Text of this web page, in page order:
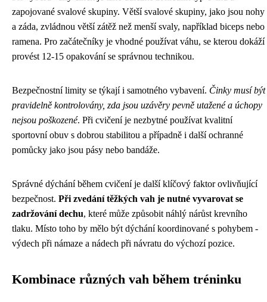
zapojované svalové skupiny. Větší svalové skupiny, jako jsou nohy
a záda, zvládnou větší zátěž než menší svaly, například biceps nebo
ramena. Pro začátečníky je vhodné používat váhu, se kterou dokáží
provést 12-15 opakování se správnou technikou.
Bezpečnostní limity se týkají i samotného vybavení. Činky musí být
pravidelně kontrolovány, zda jsou uzávěry pevně utažené a úchopy
nejsou poškozené. Při cvičení je nezbytné používat kvalitní
sportovní obuv s dobrou stabilitou a případně i další ochranné
pomůcky jako jsou pásy nebo bandáže.
Správné dýchání během cvičení je další klíčový faktor ovlivňující
bezpečnost. Při zvedání těžkých vah je nutné vyvarovat se
zadržování dechu, které může způsobit náhlý nárůst krevního
tlaku. Místo toho by mělo být dýchání koordinované s pohybem -
výdech při námaze a nádech při návratu do výchozí pozice.
Kombinace různých vah během tréninku